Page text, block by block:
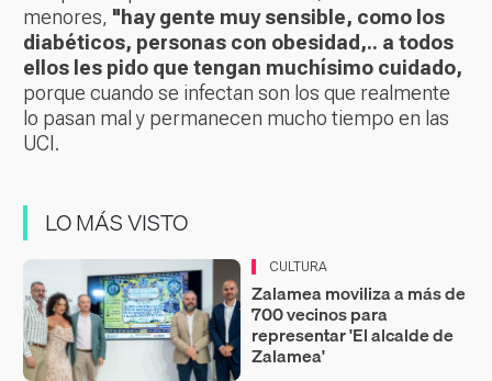
menores, "hay gente muy sensible, como los
diabéticos, personas con obesidad,.. a todos
ellos les pido que tengan muchísimo cuidado,
porque cuando se infectan son los que realmente
lo pasan mal y permanecen mucho tiempo en las
UCI.
LO MÁS VISTO
CULTURA
Zalamea moviliza a más de
700 vecinos para
representar 'El alcalde de
Zalamea'